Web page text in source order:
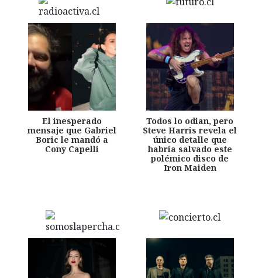
El inesperado
mensaje que Gabriel
Boric le mandó a
Cony Capelli
Todos lo odian, pero
Steve Harris revela el
único detalle que
habría salvado este
polémico disco de
Iron Maiden